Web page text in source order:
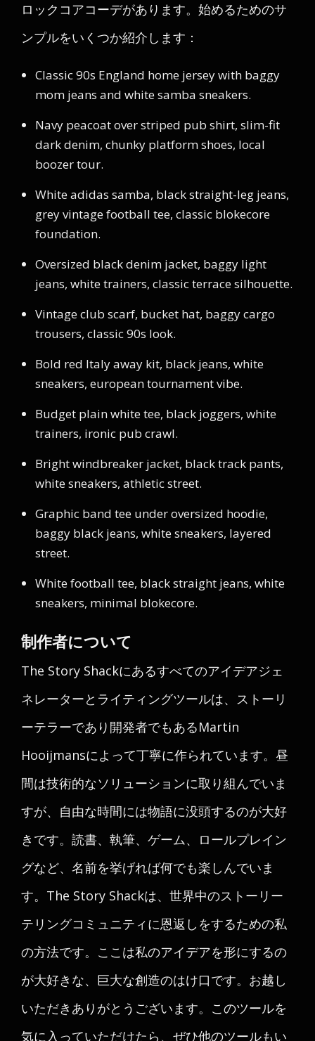
ロックコアコーデがあります。始めるためのサ
ンプルをいくつか紹介します：
Classic 90s England home jersey with baggy
mom jeans and white samba sneakers.
Navy peacoat over striped pub shirt, slim-fit
dark denim, chunky platform shoes, local
boozer tour.
White adidas samba, black straight-leg jeans,
grey vintage football tee, classic blokecore
foundation.
Oversized black denim jacket, baggy light
jeans, white trainers, classic terrace silhouette.
Vintage club scarf, bucket hat, baggy cargo
trousers, classic 90s look.
Bold red Italy away kit, black jeans, white
sneakers, european tournament vibe.
Budget plain white tee, black joggers, white
trainers, ironic pub crawl.
Bright windbreaker jacket, black track pants,
white sneakers, athletic street.
Graphic band tee under oversized hoodie,
baggy black jeans, white sneakers, layered
street.
White football tee, black straight jeans, white
sneakers, minimal blokecore.
制作者について
The Story Shackにあるすべてのアイデアジェ
ネレーターとライティングツールは、ストーリ
ーテラーであり開発者でもあるMartin
Hooijmansによって丁寧に作られています。昼
間は技術的なソリューションに取り組んでいま
すが、自由な時間には物語に没頭するのが大好
きです。読書、執筆、ゲーム、ロールプレイン
グなど、名前を挙げれば何でも楽しんでいま
す。The Story Shackは、世界中のストーリー
テリングコミュニティに恩返しをするための私
の方法です。ここは私のアイデアを形にするの
が大好きな、巨大な創造のはけ口です。お越し
いただきありがとうございます。このツールを
気に入っていただけたら、ぜひ他のツールもい